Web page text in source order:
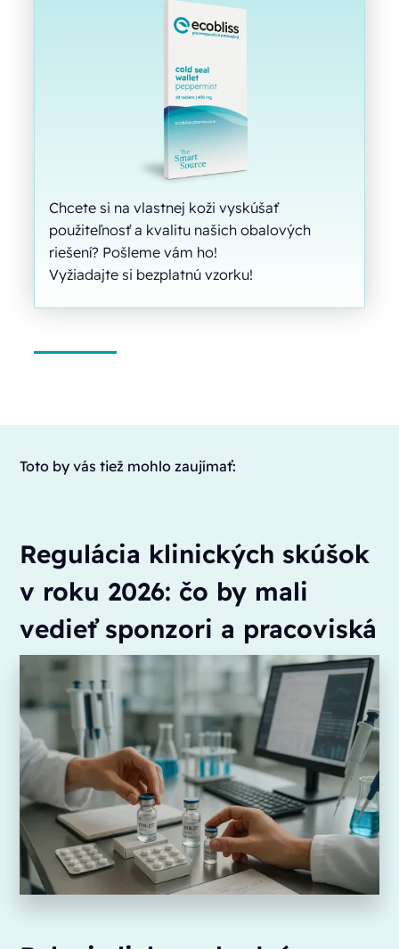
Chcete si na vlastnej koži vyskúšať
použiteľnosť a kvalitu našich obalových
riešení? Pošleme vám ho!
Vyžiadajte si bezplatnú vzorku!
Toto by vás tiež mohlo zaujímať:
Regulácia klinických skúšok
v roku 2026: čo by mali
vedieť sponzori a pracoviská